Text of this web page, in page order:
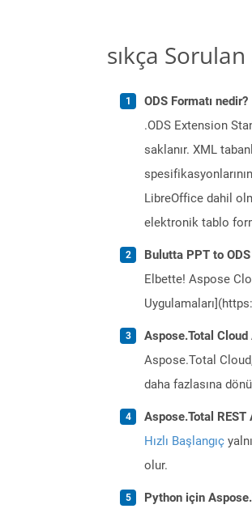
sıkça
ODS Formatı nedir?
.ODS Extension
saklanır. XML
LibreOffice dahil
elektronik tablo
Bulutta PPT to
Elbette! Aspose
Aspose.Total
Aspose.Total
daha fazlasına
Aspose.Total
Hızlı Başlangıç
olur.
Python için